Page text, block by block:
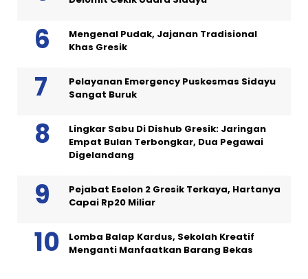
Mengenal Pudak, Jajanan Tradisional
Khas Gresik
Pelayanan Emergency Puskesmas Sidayu
Sangat Buruk
Lingkar Sabu Di Dishub Gresik: Jaringan
Empat Bulan Terbongkar, Dua Pegawai
Digelandang
Pejabat Eselon 2 Gresik Terkaya, Hartanya
Capai Rp20 Miliar
Lomba Balap Kardus, Sekolah Kreatif
Menganti Manfaatkan Barang Bekas